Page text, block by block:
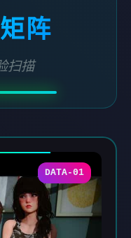
阵
扫描
DATA-01